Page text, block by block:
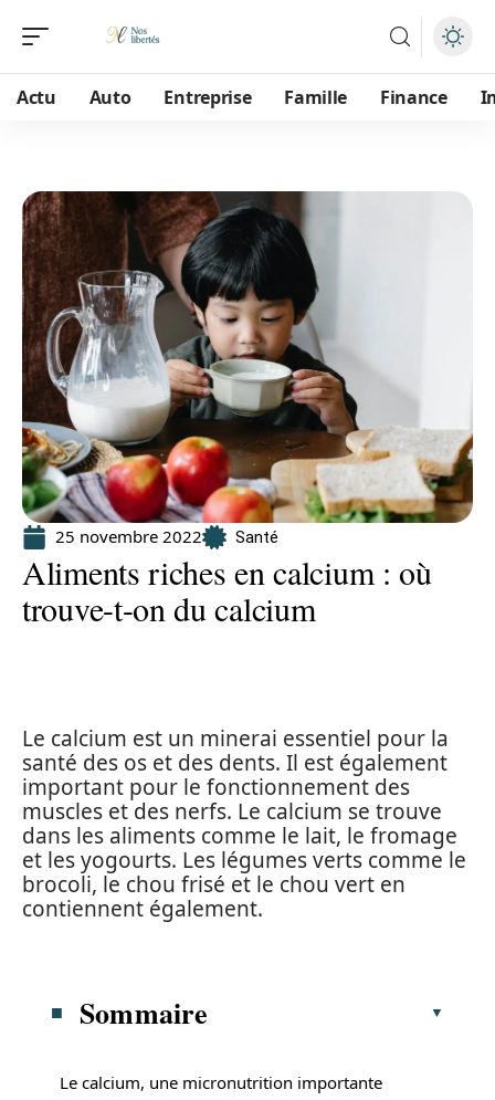
Actu Auto Entreprise Famille Finance
25 novembre 2022 Santé
Aliments riches en calcium : où
trouve-t-on du calcium
Le calcium est un minerai essentiel pour la
santé des os et des dents. Il est également
important pour le fonctionnement des
muscles et des nerfs. Le calcium se trouve
dans les aliments comme le lait, le fromage
et les yogourts. Les légumes verts comme le
brocoli, le chou frisé et le chou vert en
contiennent également.
Sommaire
Le calcium, une micronutrition importante